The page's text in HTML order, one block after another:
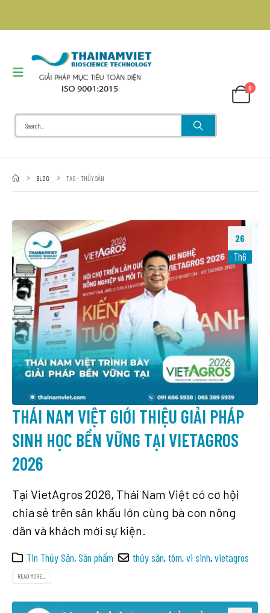
0
BLOG TAG -THỦY SẢN
26
Th6
THÁI NAM VIỆT GIỚI THIỆU GIẢI PHÁP
SINH HỌC BỀN VỮNG TẠI VIETAGROS
2026
Tại VietAgros 2026, Thái Nam Việt có cơ hội
chia sẻ trên sân khấu lớn cùng bà con nông
dân và khách mời sự kiện.
Tin Thủy Sản,Sản phẩm thủy sản,tôm,vi sinh,vietagros
READ MORE...